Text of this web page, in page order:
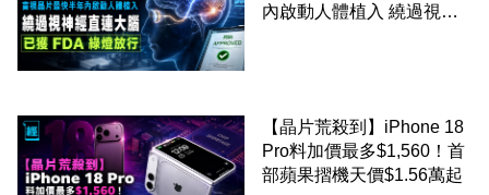
內啟動人體植入 繞過視神
【晶片荒殺到】iPhone 18
Pro料加價最多$1,560！首
部蘋果摺機天價$1.56萬起